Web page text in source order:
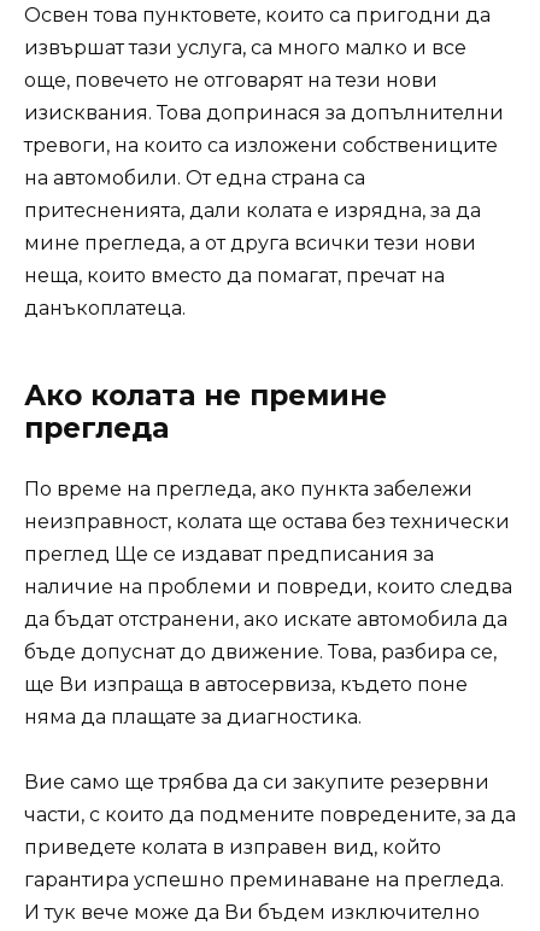
Освен това пунктовете, които са пригодни да
извършат тази услуга, са много малко и все
още, повечето не отговарят на тези нови
изисквания. Това допринася за допълнителни
тревоги, на които са изложени собствениците
на автомобили. От една страна са
притесненията, дали колата е изрядна, за да
мине прегледа, а от друга всички тези нови
неща, които вместо да помагат, пречат на
данъкоплатеца.
Ако колата не премине
прегледа
По време на прегледа, ако пункта забележи
неизправност, колата ще остава без технически
преглед Ще се издават предписания за
наличие на проблеми и повреди, които следва
да бъдат отстранени, ако искате автомобила да
бъде допуснат до движение. Това, разбира се,
ще Ви изпраща в автосервиза, където поне
няма да плащате за диагностика.
Вие само ще трябва да си закупите резервни
части, с които да подмените повредените, за да
приведете колата в изправен вид, който
гарантира успешно преминаване на прегледа.
И тук вече може да Ви бъдем изключително